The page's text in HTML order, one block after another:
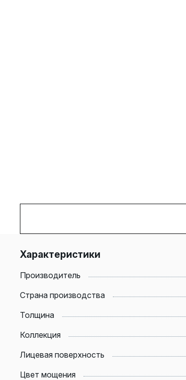
Характеристики
Производитель
Страна производства
Толщина
Коллекция
Лицевая поверхность
Цвет мощения